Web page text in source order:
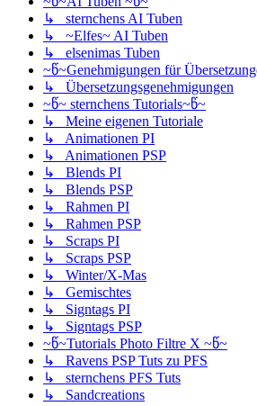
↳ sternchens AI Tuben
↳ ~Elfes~ AI Tuben
↳ elsenimas Tuben
~წ~Genehmigungen für
↳ Übersetzungsgenehmigungen
~წ~ sternchens Tutorials~წ~
↳ Meine eigenen Tutoriale
↳ Animationen PI
↳ Animationen PSP
↳ Blends PI
↳ Blends PSP
↳ Rahmen PI
↳ Rahmen PSP
↳ Scraps PI
↳ Scraps PSP
↳ Winter/X-Mas
↳ Gemischtes
↳ Signtags PI
↳ Signtags PSP
~წ~Tutorials Photo Filtre X ~წ~
↳ Ravens PSP Tuts zu PFS
↳ sternchens PFS Tuts
↳ Sandcreations